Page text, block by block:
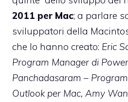
2011 per Mac; a parlare
sviluppatori della
che lo hanno creato: Eric
Program Manager di
Panchadasaram –
Outlook per Mac, Amy